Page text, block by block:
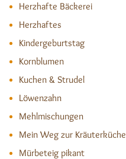
Herzhafte Bäckerei
Herzhaftes
Kindergeburtstag
Kornblumen
Kuchen & Strudel
Löwenzahn
Mehlmischungen
Mein Weg zur Kräuterküche
Mürbeteig pikant